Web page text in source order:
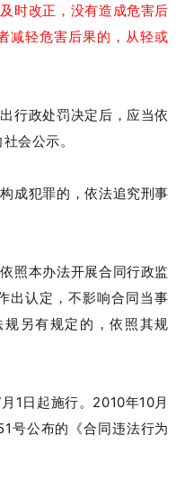
时改正，没有造成危害后
减轻危害后果的，从轻或
行政处罚决定后，应当依
会公示。
成犯罪的，依法追究刑事
照本办法开展合同行政监
出认定，不影响合同当事
另有规定的，依照其规
1日起施行。2010年10月
号公布的《合同违法行为